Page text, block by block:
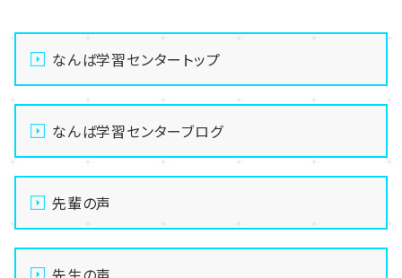
なんば学習センタートップ
なんば学習センターブログ
先輩の声